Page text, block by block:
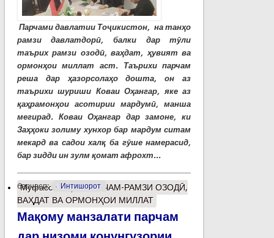
Парчами давлатии Тоҷикистон, на танҳо
рамзи давлатдорӣ, балки дар тӯли
таърих рамзи озодӣ, ваҳдат, ҳувият ва
ормонҳои миллат аст. Таърихи парчам
реша дар ҳазорсолаҳо дошта, он аз
таърихи шуриши Коваи Оҳангар, яке аз
қаҳрамонҳои асотирии мардумӣ, манша
мегирад. Коваи Оҳангар дар замоне, ки
Заҳҳоки золиму хунхор бар мардум ситам
мекард ва садои халқ ба гӯше намерасид,
бар зидди ин зулм қомат афрохт...
барчасп: Интишорот
Муфассалтаро ПАРЧАМ-РАМЗИ ОЗОДӢ,
ВАҲДАТ ВА ОРМОНҲОИ МИЛЛАТ
Мақому манзалати парчам